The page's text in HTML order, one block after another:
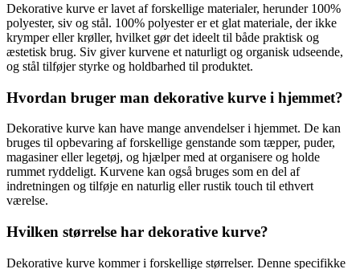
Dekorative kurve er lavet af forskellige materialer, herunder 100%
polyester, siv og stål. 100% polyester er et glat materiale, der ikke
krymper eller krøller, hvilket gør det ideelt til både praktisk og
æstetisk brug. Siv giver kurvene et naturligt og organisk udseende,
og stål tilføjer styrke og holdbarhed til produktet.
Hvordan bruger man dekorative kurve i hjemmet?
Dekorative kurve kan have mange anvendelser i hjemmet. De kan
bruges til opbevaring af forskellige genstande som tæpper, puder,
magasiner eller legetøj, og hjælper med at organisere og holde
rummet ryddeligt. Kurvene kan også bruges som en del af
indretningen og tilføje en naturlig eller rustik touch til ethvert
værelse.
Hvilken størrelse har dekorative kurve?
Dekorative kurve kommer i forskellige størrelser. Denne specifikke